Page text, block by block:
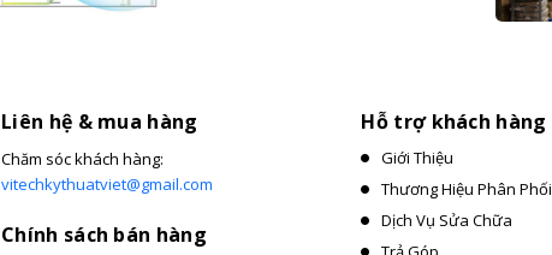
Liên hệ & mua hàng
Chăm sóc khách hàng:
vitechkythuatviet@gmail.com
Chính sách bán hàng
Hỗ trợ khách hàng
Giới Thiệu
Thương Hiệu Phân Phối
Dịch Vụ Sửa Chữa